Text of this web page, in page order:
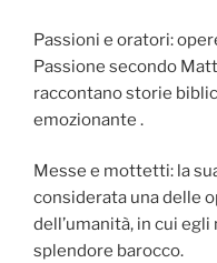
Passioni e oratori:
Passione secondo
raccontano storie
emozionante .
Messe e mottetti: la
considerata una delle
dell’umanità, in cui
splendore barocco.